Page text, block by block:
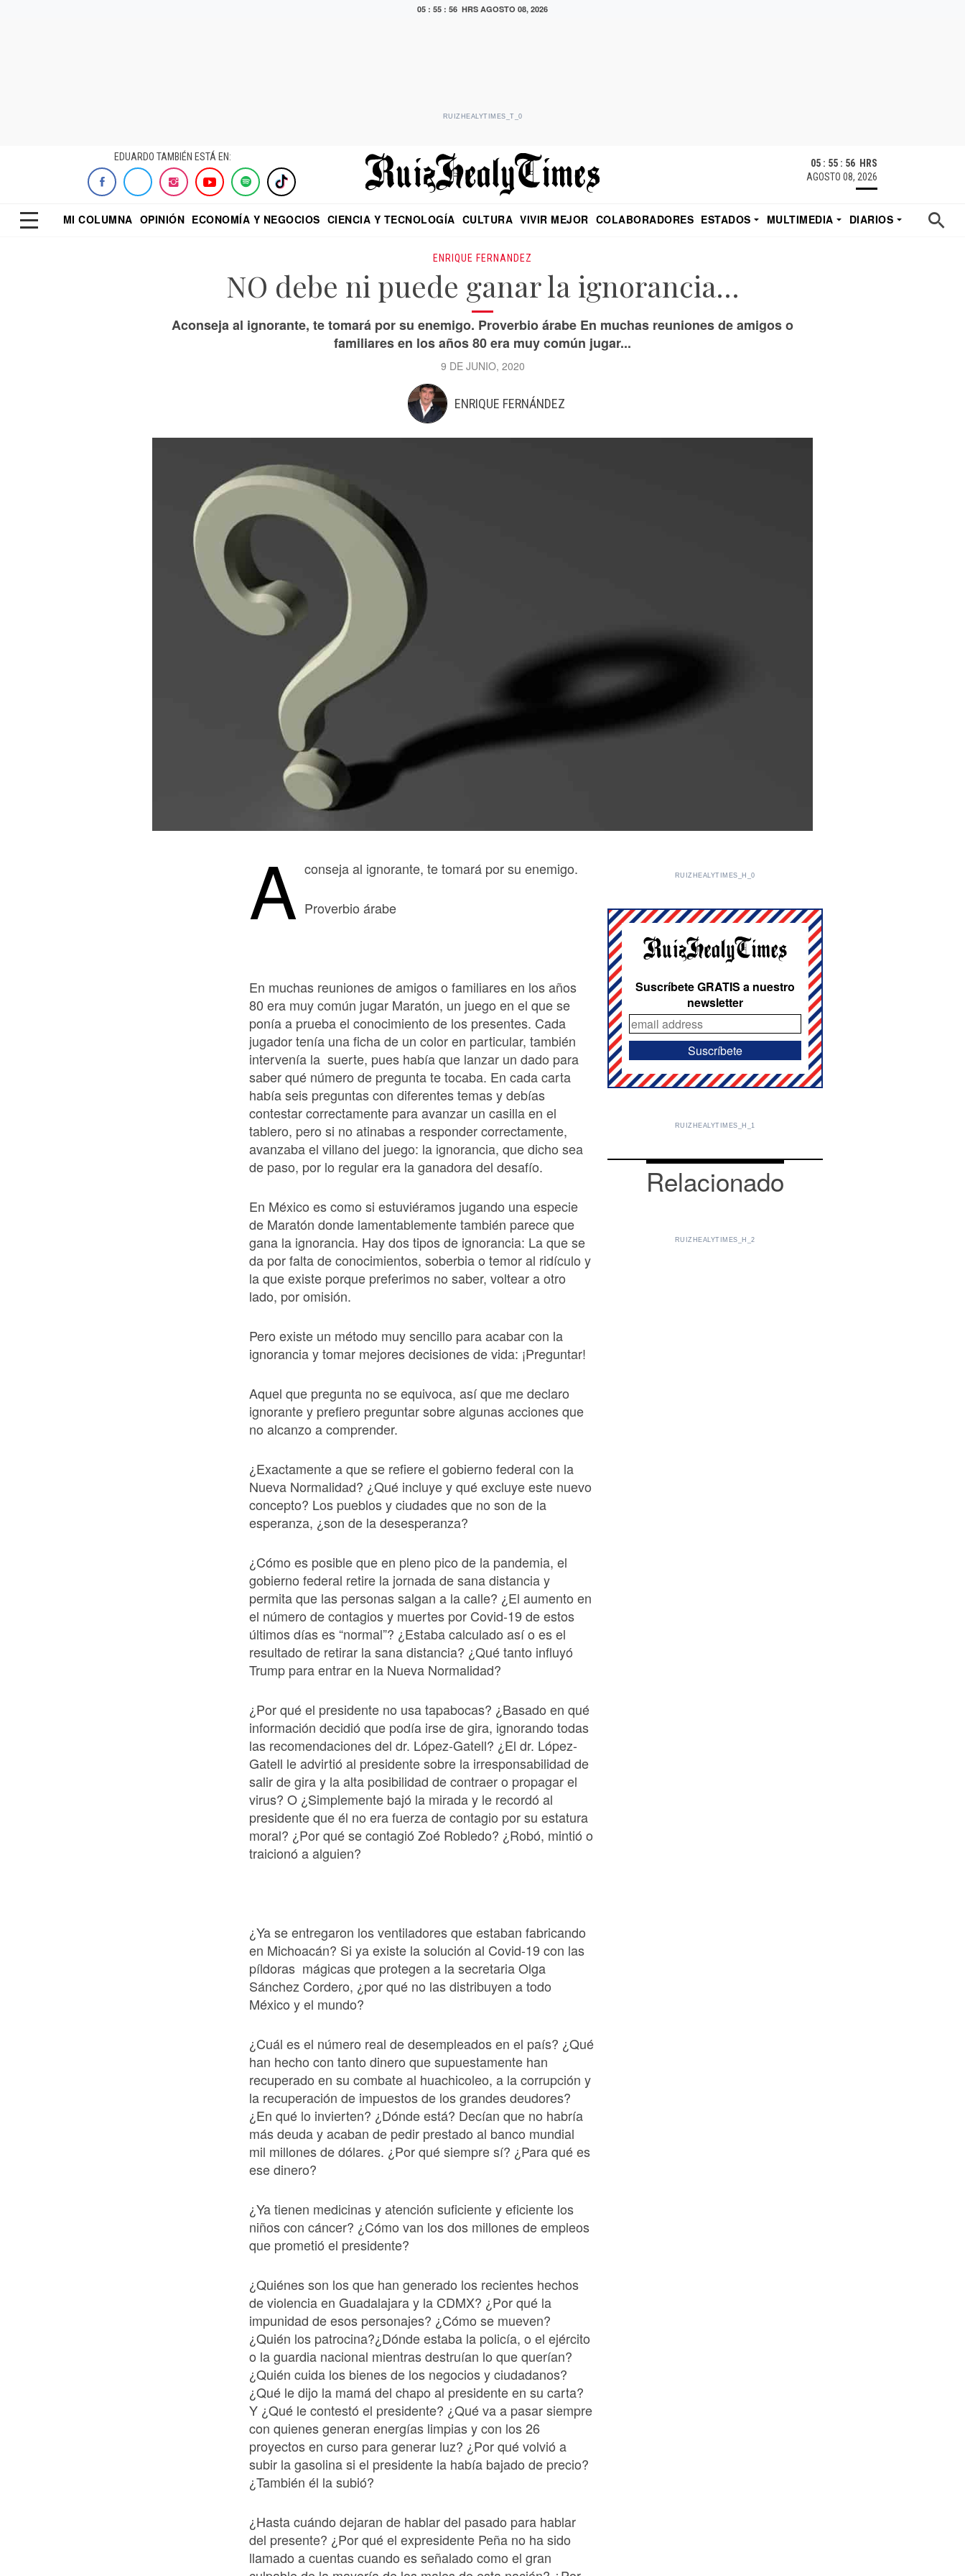
05 : 55 : 57 HRS AGOSTO 08, 2026
RUIZHEALYTIMES_T_0
EDUARDO TAMBIÉN ESTÁ EN:
05 : 55 : 57 HRS
AGOSTO 08, 2026
MI COLUMNA OPINIÓN ECONOMÍA Y NEGOCIOS CIENCIA Y TECNOLOGÍA CULTURA VIVIR MEJOR COLABORADORES ESTADOS MULTIMEDIA
DIARIOS
ENRIQUE FERNANDEZ
NO debe ni puede ganar la ignorancia…
Aconseja al ignorante, te tomará por su enemigo. Proverbio árabe En muchas reuniones de amigos o
familiares en los años 80 era muy común jugar...
9 DE JUNIO, 2020
ENRIQUE FERNÁNDEZ
A conseja al ignorante, te tomará por su enemigo.
Proverbio árabe
En muchas reuniones de amigos o familiares en los años
80 era muy común jugar Maratón, un juego en el que se
ponía a prueba el conocimiento de los presentes. Cada
jugador tenía una ficha de un color en particular, también
intervenía la suerte, pues había que lanzar un dado para
saber qué número de pregunta te tocaba. En cada carta
había seis preguntas con diferentes temas y debías
contestar correctamente para avanzar un casilla en el
tablero, pero si no atinabas a responder correctamente,
avanzaba el villano del juego: la ignorancia, que dicho sea
de paso, por lo regular era la ganadora del desafío.
En México es como si estuviéramos jugando una especie
de Maratón donde lamentablemente también parece que
gana la ignorancia. Hay dos tipos de ignorancia: La que se
da por falta de conocimientos, soberbia o temor al ridículo y
la que existe porque preferimos no saber, voltear a otro
lado, por omisión.
Pero existe un método muy sencillo para acabar con la
ignorancia y tomar mejores decisiones de vida: ¡Preguntar!
Aquel que pregunta no se equivoca, así que me declaro
ignorante y prefiero preguntar sobre algunas acciones que
no alcanzo a comprender.
¿Exactamente a que se refiere el gobierno federal con la
Nueva Normalidad? ¿Qué incluye y qué excluye este nuevo
concepto? Los pueblos y ciudades que no son de la
esperanza, ¿son de la desesperanza?
¿Cómo es posible que en pleno pico de la pandemia, el
gobierno federal retire la jornada de sana distancia y
permita que las personas salgan a la calle? ¿El aumento en
el número de contagios y muertes por Covid-19 de estos
últimos días es “normal”? ¿Estaba calculado así o es el
resultado de retirar la sana distancia? ¿Qué tanto influyó
Trump para entrar en la Nueva Normalidad?
¿Por qué el presidente no usa tapabocas? ¿Basado en qué
información decidió que podía irse de gira, ignorando todas
las recomendaciones del dr. López-Gatell? ¿El dr. López-
Gatell le advirtió al presidente sobre la irresponsabilidad de
salir de gira y la alta posibilidad de contraer o propagar el
virus? O ¿Simplemente bajó la mirada y le recordó al
presidente que él no era fuerza de contagio por su estatura
moral? ¿Por qué se contagió Zoé Robledo? ¿Robó, mintió o
traicionó a alguien?
¿Ya se entregaron los ventiladores que estaban fabricando
en Michoacán? Si ya existe la solución al Covid-19 con las
píldoras mágicas que protegen a la secretaria Olga
Sánchez Cordero, ¿por qué no las distribuyen a todo
México y el mundo?
¿Cuál es el número real de desempleados en el país? ¿Qué
han hecho con tanto dinero que supuestamente han
recuperado en su combate al huachicoleo, a la corrupción y
la recuperación de impuestos de los grandes deudores?
¿En qué lo invierten? ¿Dónde está? Decían que no habría
más deuda y acaban de pedir prestado al banco mundial
mil millones de dólares. ¿Por qué siempre sí? ¿Para qué es
ese dinero?
¿Ya tienen medicinas y atención suficiente y eficiente los
niños con cáncer? ¿Cómo van los dos millones de empleos
que prometió el presidente?
¿Quiénes son los que han generado los recientes hechos
de violencia en Guadalajara y la CDMX? ¿Por qué la
impunidad de esos personajes? ¿Cómo se mueven?
¿Quién los patrocina?¿Dónde estaba la policía, o el ejército
o la guardia nacional mientras destruían lo que querían?
¿Quién cuida los bienes de los negocios y ciudadanos?
¿Qué le dijo la mamá del chapo al presidente en su carta?
Y ¿Qué le contestó el presidente? ¿Qué va a pasar siempre
con quienes generan energías limpias y con los 26
proyectos en curso para generar luz? ¿Por qué volvió a
subir la gasolina si el presidente la había bajado de precio?
¿También él la subió?
¿Hasta cuándo dejaran de hablar del pasado para hablar
del presente? ¿Por qué el expresidente Peña no ha sido
llamado a cuentas cuando es señalado como el gran
RUIZHEALYTIMES_H_0
Suscríbete GRATIS a nuestro
newsletter
RUIZHEALYTIMES_H_1
Relacionado
RUIZHEALYTIMES_H_2